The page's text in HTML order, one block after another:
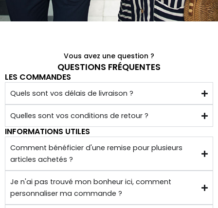
Vous avez une question ?
QUESTIONS FRÉQUENTES
LES COMMANDES
Quels sont vos délais de livraison ?
Quelles sont vos conditions de retour ?
INFORMATIONS UTILES
Comment bénéficier d'une remise pour plusieurs
articles achetés ?
Je n'ai pas trouvé mon bonheur ici, comment
personnaliser ma commande ?